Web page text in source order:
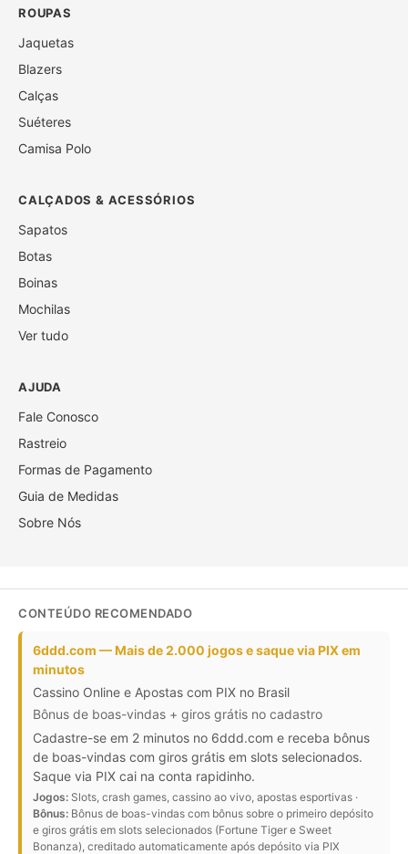
ROUPAS
Jaquetas
Blazers
Calças
Suéteres
Camisa Polo
CALÇADOS & ACESSÓRIOS
Sapatos
Botas
Boinas
Mochilas
Ver tudo
AJUDA
Fale Conosco
Rastreio
Formas de Pagamento
Guia de Medidas
Sobre Nós
CONTEÚDO RECOMENDADO
6ddd.com — Mais de 2.000 jogos e saque via PIX em
minutos
Cassino Online e Apostas com PIX no Brasil
Bônus de boas-vindas + giros grátis no cadastro
Cadastre-se em 2 minutos no 6ddd.com e receba bônus
de boas-vindas com giros grátis em slots selecionados.
Saque via PIX cai na conta rapidinho.
Jogos: Slots, crash games, cassino ao vivo, apostas esportivas ·
Bônus: Bônus de boas-vindas com bônus sobre o primeiro depósito
e giros grátis em slots selecionados (Fortune Tiger e Sweet
Bonanza), creditado automaticamente após depósito via PIX